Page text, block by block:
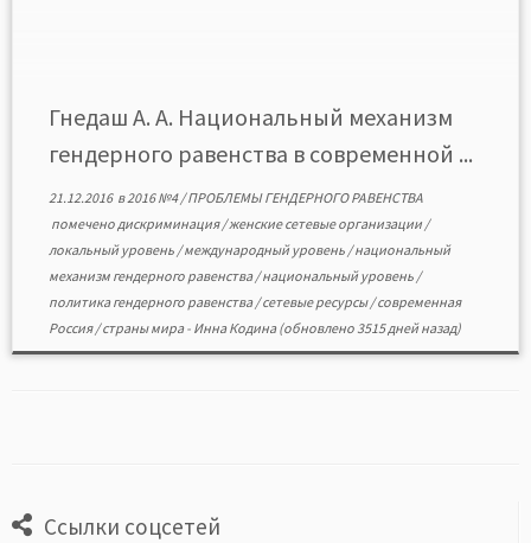
национального механизма приводит к
институционализации гендерного равенства во […]
Гнедаш А. А. Национальный механизм
гендерного равенства в современной ...
21.12.2016в2016 №4/ПРОБЛЕМЫ ГЕНДЕРНОГО РАВЕНСТВА
помеченодискриминация/женские сетевые организации /
локальный уровень /международный уровень /национальный
механизм гендерного равенства/национальный уровень /
политика гендерного равенства/сетевые ресурсы/современная
Россия/страны мира- Инна Кодина(обновлено 3515 дней назад)
Ссылки соцсетей